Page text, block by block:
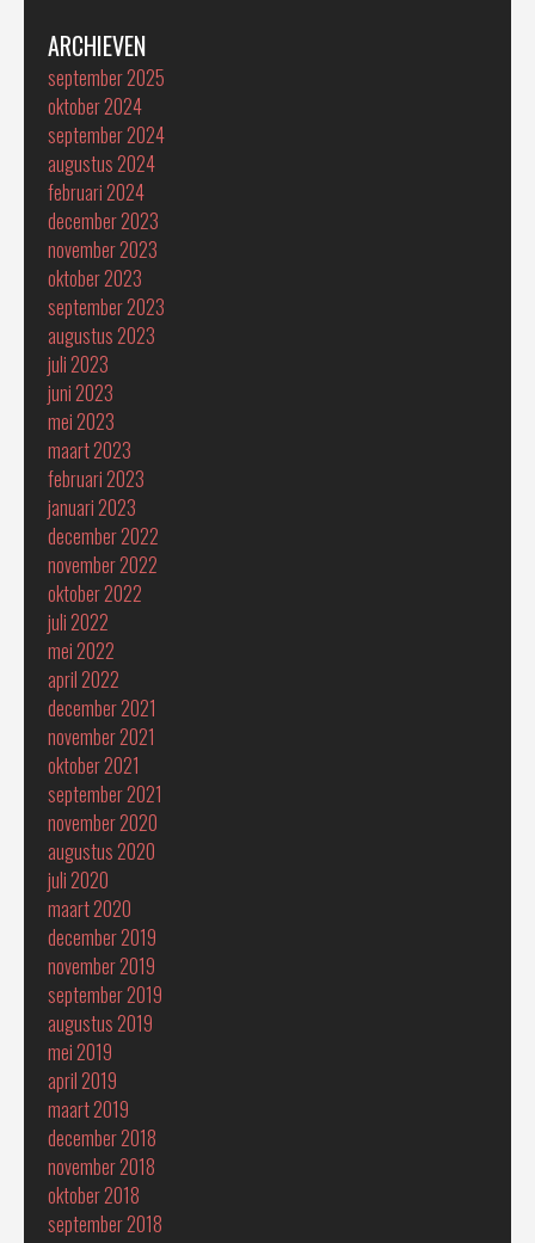
ARCHIEVEN
september 2025
oktober 2024
september 2024
augustus 2024
februari 2024
december 2023
november 2023
oktober 2023
september 2023
augustus 2023
juli 2023
juni 2023
mei 2023
maart 2023
februari 2023
januari 2023
december 2022
november 2022
oktober 2022
juli 2022
mei 2022
april 2022
december 2021
november 2021
oktober 2021
september 2021
november 2020
augustus 2020
juli 2020
maart 2020
december 2019
november 2019
september 2019
augustus 2019
mei 2019
april 2019
maart 2019
december 2018
november 2018
oktober 2018
september 2018